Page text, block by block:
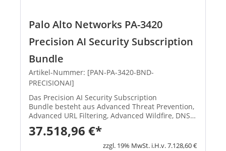
Palo Alto Networks PA-3420
Precision AI Security Subscription
Bundle
Artikel-Nummer: [PAN-PA-3420-BND-
PRECISIONAI]
Das Precision AI Security Subscription
Bundle besteht aus Advanced Threat Prevention,
Advanced URL Filtering, Advanced Wildfire, DNS
Security und SD-WAN. Advanced Threat
Prevention: Stoppen Sie bekannte Exploits,
Malware, Spyware und Command-and-Con...
37.518,96 €*
zzgl. 19% MwSt. i.H.v. 7.128,60 €